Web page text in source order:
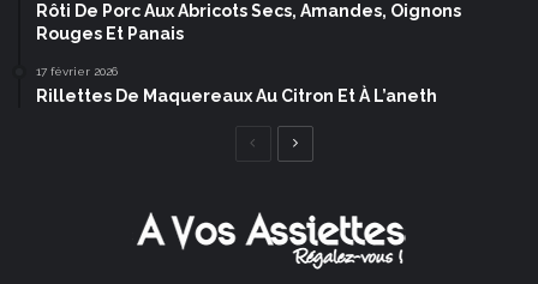
Rôti De Porc Aux Abricots Secs, Amandes, Oignons
Rouges Et Panais
17 février 2026
Rillettes De Maquereaux Au Citron Et À L’aneth
Page